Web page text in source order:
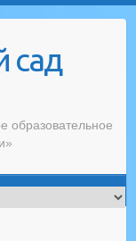
сад
образовательное